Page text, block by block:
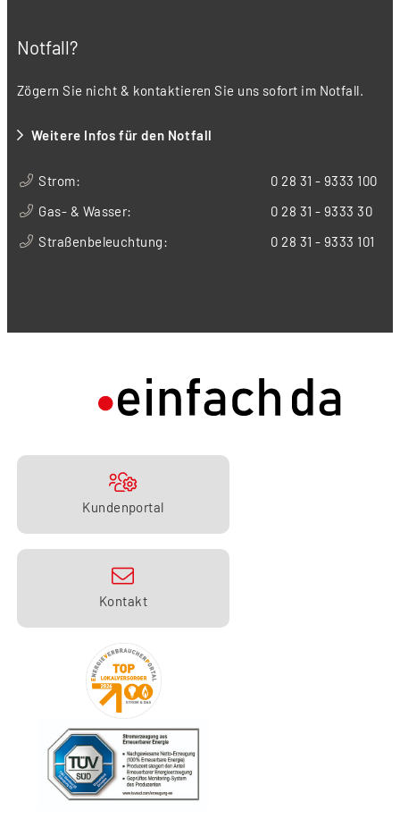
Notfall?
Zögern Sie nicht & kontaktieren Sie uns sofort im Notfall.
Weitere Infos für den Notfall
Strom:
0 28 31 - 9333 100
Gas- & Wasser:
0 28 31 - 9333 30
Straßenbeleuchtung:
0 28 31 - 9333 101
Kundenportal
Kontakt